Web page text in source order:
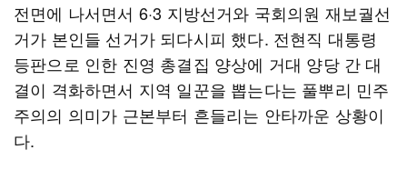
전면에 나서면서 6·3 지방선거와 국회의원 재보궐선
거가 본인들 선거가 되다시피 했다. 전현직 대통령
등판으로 인한 진영 총결집 양상에 거대 양당 간 대
결이 격화하면서 지역 일꾼을 뽑는다는 풀뿌리 민주
주의의 의미가 근본부터 흔들리는 안타까운 상황이
다.